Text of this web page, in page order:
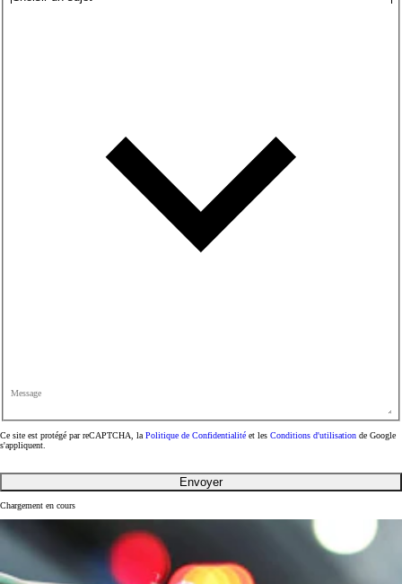
Message
Ce site est protégé par reCAPTCHA, la Politique de Confidentialité et les Conditions d'utilisation de Google
s'appliquent.
Envoyer
Chargement en cours